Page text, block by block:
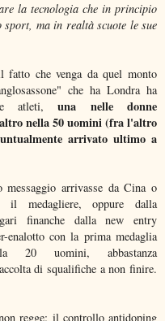
la tecnologia che in principio
ma in realtà scuote le sue
che venga da quel monto
che ha Londra ha
atleti,una nelle donne
nella 50 uomini (fra l'altro
arrivato ultimo a
arrivasse da Cina o
il medagliere, oppure dalla
finanche dalla new entry
enalotto con la prima medaglia
20 uomini, abbastanza
di squalifiche a non finire.
regge: il controllo antidoping